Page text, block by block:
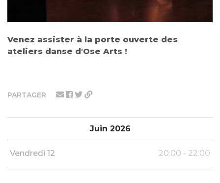
PARTAGER
Juin 2026
Vendredi 12 20:00 - 22:00
Venez assister à la porte ouverte des
ateliers danse d'Ose Arts !